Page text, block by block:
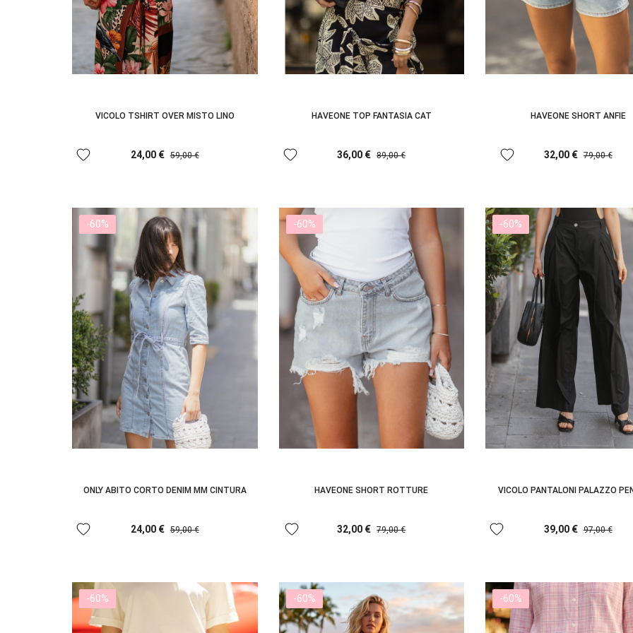
VICOLO TSHIRT OVER MISTO LINO
24,00 € 59,00 €
favorite
HAVEONE TOP FANTASIA CAT
36,00 € 89,00 €
favorite
HAVEONE SHORT ANFIE
32,00 € 79,00 €
favorite
-60%
ONLY ABITO CORTO DENIM MM CINTURA
24,00 € 59,00 €
favorite
-60%
HAVEONE SHORT ROTTURE
32,00 € 79,00 €
favorite
-60%
VICOLO PANTALONI PALAZZO
39,00 € 97,00 €
favorite
-60% -60% -60%